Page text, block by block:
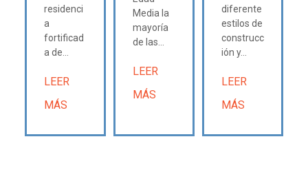
residenci
a
fortificad
a de...
LEER
MÁS
Media la
mayoría
de las...
LEER
MÁS
diferente
estilos de
construcc
ión y...
LEER
MÁS